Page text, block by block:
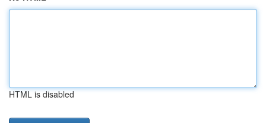
HTML is disabled